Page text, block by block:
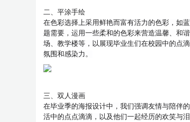
二、平涂手绘
在色彩选择上采用鲜艳而富有活力的色彩，如
题需要，运用一些柔和的色彩来营造温馨、和
场、教学楼等，以展现毕业生们在校园中的点
氛围和感染力。
三、双人漫画
在毕业季的海报设计中，我们强调友情与陪伴
活中的点点滴滴，以及他们一起经历的欢笑与